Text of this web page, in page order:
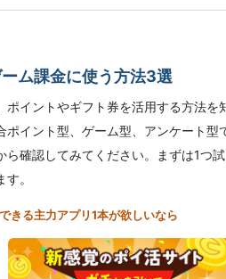
ム課金に使う方法3選
ポイントやギフト券を活用する方法を
イント型、ゲーム型、アンケート型
ら確認してみてください。まずは1つ
。
きる主力アプリ1本が欲しいなら